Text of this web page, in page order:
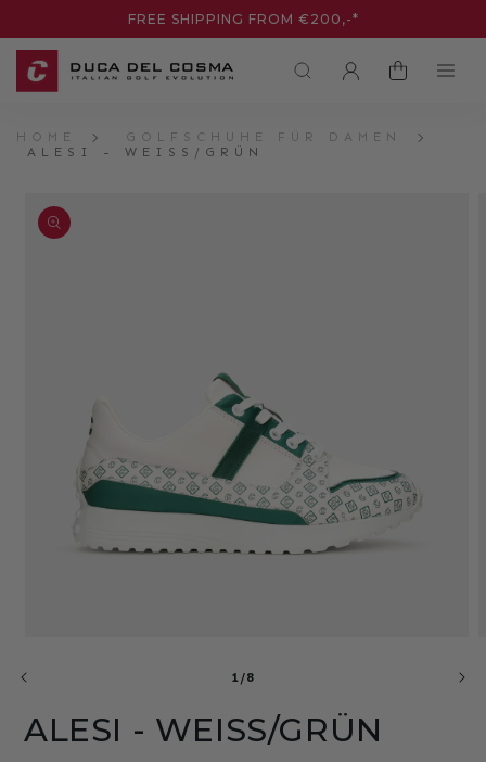
INHALT
FREE SHIPPING FROM €200,-*
EINLOGGEN
WARENKORB
HOME
GOLFSCHUHE FÜR DAMEN
ALESI - WEISS/GRÜN
in
1/von
8
ALESI - WEISS/GRÜN